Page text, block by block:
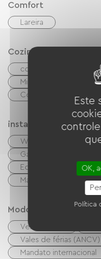
Comfort
Lareira
Cozinha
cozinha independente
Micro-ondas
Congélateur
instalações
Wi-Fi grátis TV
Garden Lounge
Equipamento de
Máquina de lavar roupa
Modos de paiement
Verificações
Vales de férias (ANCV)
Mandato internacional
Este
OK,
Política